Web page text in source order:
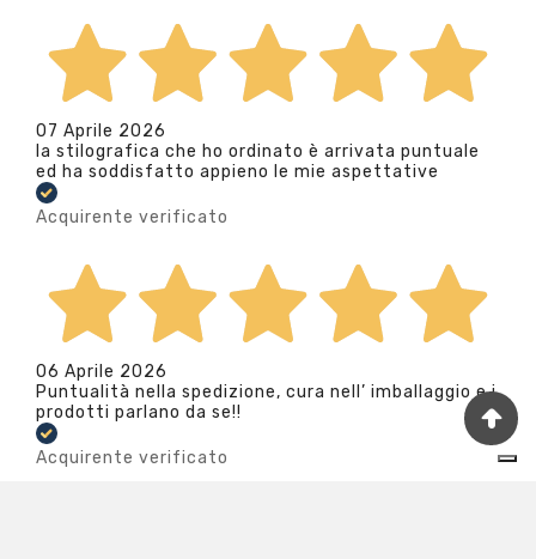
07 Aprile 2026
la stilografica che ho ordinato è arrivata puntuale
ed ha soddisfatto appieno le mie aspettative
Acquirente verificato
06 Aprile 2026
Puntualità nella spedizione, cura nell’ imballaggio e i
prodotti parlano da se!!
Acquirente verificato